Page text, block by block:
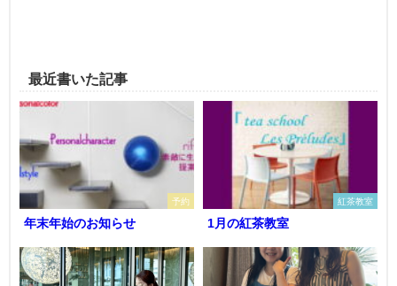
最近書いた記事
予約
年末年始のお知らせ
紅茶教室
1月の紅茶教室